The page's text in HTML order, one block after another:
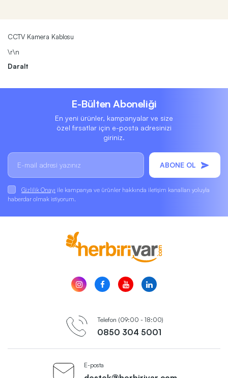
CCTV Kamera Kablosu
\r\n
Daralt
E-Bülten Aboneliği
En yeni ürünler, kampanyalar ve size
özel fırsatlar için e-posta adresinizi
giriniz.
ABONE OL
Gizlilik Onayı ile kampanya ve ürünler hakkında iletişim kanalları yoluyla
haberdar olmak istiyorum.
Telefon (09:00 - 18:00)
0850 304 5001
E-posta